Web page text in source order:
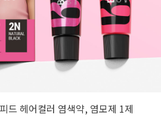
드 헤어컬러 염색약, 염모제 1제